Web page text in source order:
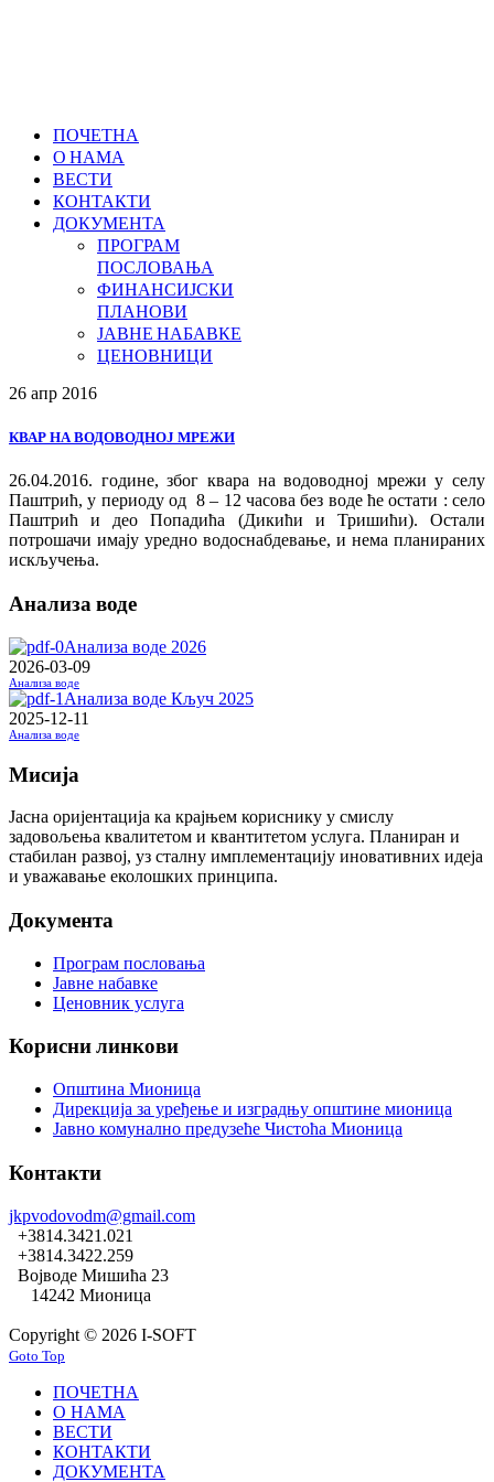
ПОЧЕТНА
О НАМА
ВЕСТИ
КОНТАКТИ
ДОКУМЕНТА
ПРОГРАМ
ПОСЛОВАЊА
ФИНАНСИЈСКИ
ПЛАНОВИ
ЈАВНЕ НАБАВКЕ
ЦЕНОВНИЦИ
26 апр 2016
КВАР НА ВОДОВОДНОЈ МРЕЖИ
26.04.2016. године, због квара на водоводној мрежи у селу
Паштрић, у периоду од 8 – 12 часова без воде ће остати : село
Паштрић и део Попадића (Дикићи и Тришићи). Остали
потрошачи имају уредно водоснабдевање, и нема планираних
искључења.
Анализа воде
Анализа воде 2026
2026-03-09
Анализа воде
Анализа воде Кључ 2025
2025-12-11
Анализа воде
Мисија
Јасна оријентација ка крајњем кориснику у смислу
задовољења квалитетом и квантитетом услуга. Планиран и
стабилан развој, уз сталну имплементацију иновативних идеја
и уважавање еколошких принципа.
Документа
Програм пословања
Јавне набавке
Ценовник услуга
Корисни линкови
Општина Мионица
Дирекција за уређење и изградњу општине мионица
Јавно комунално предузеће Чистоћа Мионица
Контакти
jkpvodovodm@gmail.com
+3814.3421.021
+3814.3422.259
Војводе Мишића 23
14242 Мионица
Copyright © 2026 I-SOFT
Goto Top
ПОЧЕТНА
О НАМА
ВЕСТИ
КОНТАКТИ
ДОКУМЕНТА